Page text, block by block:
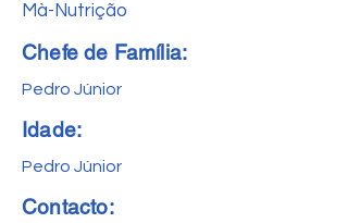
Mà-Nutrição
Chefe de Família:
Pedro Júnior
Idade:
Pedro Júnior
Contacto: